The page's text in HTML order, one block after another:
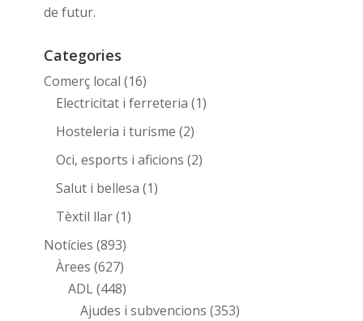
de futur.
Categories
Comerç local (16)
Electricitat i ferreteria (1)
Hosteleria i turisme (2)
Oci, esports i aficions (2)
Salut i bellesa (1)
Tèxtil llar(1)
Notícies (893)
Àrees (627)
ADL(448)
Ajudes i subvencions (353)